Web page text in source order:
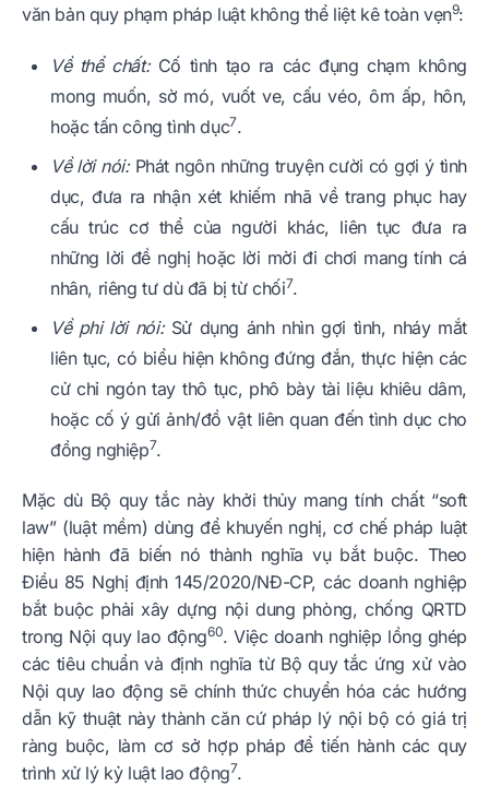
văn bản quy phạm pháp luật không thể liệt kê toàn vẹn9:
Về thể chất:Cố tình tạo ra các đụng chạm không
mong muốn, sờ mó, vuốt ve, cấu véo, ôm ấp, hôn,
hoặc tấn công tình dục7.
Về lời nói:Phát ngôn những truyện cười có gợi ý tình
dục, đưa ra nhận xét khiếm nhã về trang phục hay
cấu trúc cơ thể của người khác, liên tục đưa ra
những lời đề nghị hoặc lời mời đi chơi mang tính cá
nhân, riêng tư dù đã bị từ chối7.
Về phi lời nói:Sử dụng ánh nhìn gợi tình, nháy mắt
liên tục, có biểu hiện không đứng đắn, thực hiện các
cử chỉ ngón tay thô tục, phô bày tài liệu khiêu dâm,
hoặc cố ý gửi ảnh/đồ vật liên quan đến tình dục cho
đồng nghiệp7.
Mặc dù Bộ quy tắc này khởi thủy mang tính chất “soft
law” (luật mềm) dùng để khuyến nghị, cơ chế pháp luật
hiện hành đã biến nó thành nghĩa vụ bắt buộc. Theo
Điều 85 Nghị định 145/2020/NĐ-CP, các doanh nghiệp
bắt buộc phải xây dựng nội dung phòng, chống QRTD
trong Nội quy lao động60. Việc doanh nghiệp lồng ghép
các tiêu chuẩn và định nghĩa từ Bộ quy tắc ứng xử vào
Nội quy lao động sẽ chính thức chuyển hóa các hướng
dẫn kỹ thuật này thành căn cứ pháp lý nội bộ có giá trị
ràng buộc, làm cơ sở hợp pháp để tiến hành các quy
trình xử lý kỷ luật lao động7.